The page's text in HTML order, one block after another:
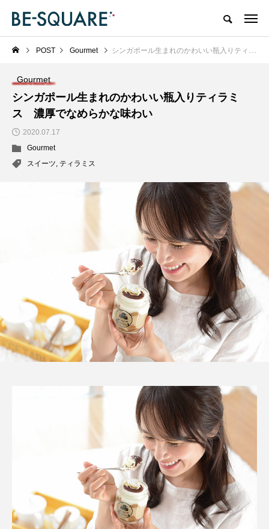
POST Gourmet シンガポール生まれのかわいい瓶入りティラミス 濃厚でなめらかな味わい
Gourmet
シンガポール生まれのかわいい瓶入りティラミ
ス 濃厚でなめらかな味わい
2020.07.17
Gourmet
スイーツ, ティラミス